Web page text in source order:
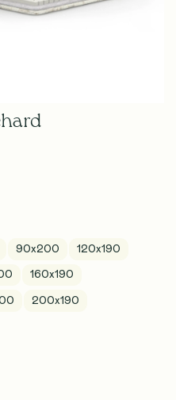
90х200 120x190
160x190
200x190